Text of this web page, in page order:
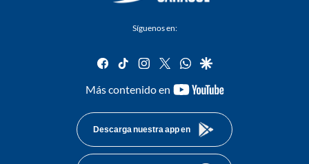
Síguenos en:
facebook
tiktok instagram
twitterwhatsapp
google
Más contenido en
youtube-
Descarga nuestra app en